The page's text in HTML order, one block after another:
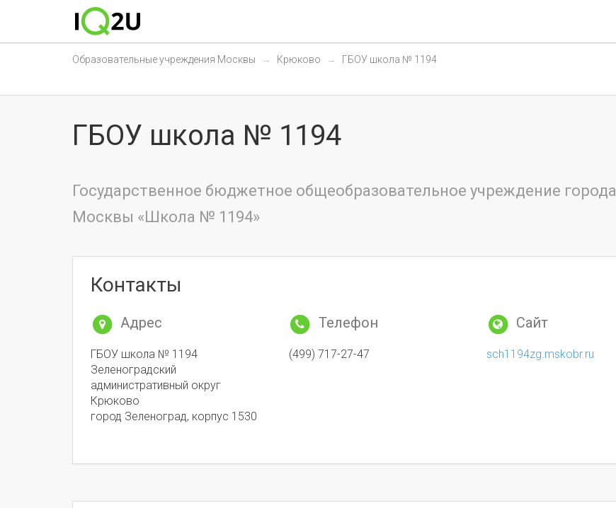
Образовательные учреждения Москвы Крюково ГБОУ школа № 1194
ГБОУ школа № 1194
Государственное бюджетное общеобразовательное учреждение города
Москвы «Школа № 1194»
Контакты
Адрес
ГБОУ школа № 1194
Зеленоградский
административный округ
Крюково
город Зеленоград, корпус 1530
Телефон
(499) 717-27-47
Сайт
sch1194zg.mskobr.ru